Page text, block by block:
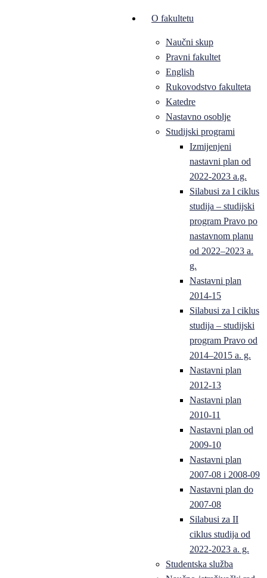
O fakultetu
Naučni skup
Pravni fakultet
English
Rukovodstvo fakulteta
Katedre
Nastavno osoblje
Studijski programi
Izmijenjeni
nastavni plan od
2022-2023 a.g.
Silabusi za l ciklus
studija – studijski
program Pravo po
nastavnom planu
od 2022–2023 a.
g.
Nastavni plan
2014-15
Silabusi za l ciklus
studija – studijski
program Pravo od
2014–2015 a. g.
Nastavni plan
2012-13
Nastavni plan
2010-11
Nastavni plan od
2009-10
Nastavni plan
2007-08 i 2008-09
Nastavni plan do
2007-08
Silabusi za II
ciklus studija od
2022-2023 a. g.
Studentska služba